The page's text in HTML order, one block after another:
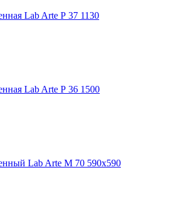
Lab Arte Р 37 1130
Lab Arte Р 36 1500
Lab Arte М 70 590х590